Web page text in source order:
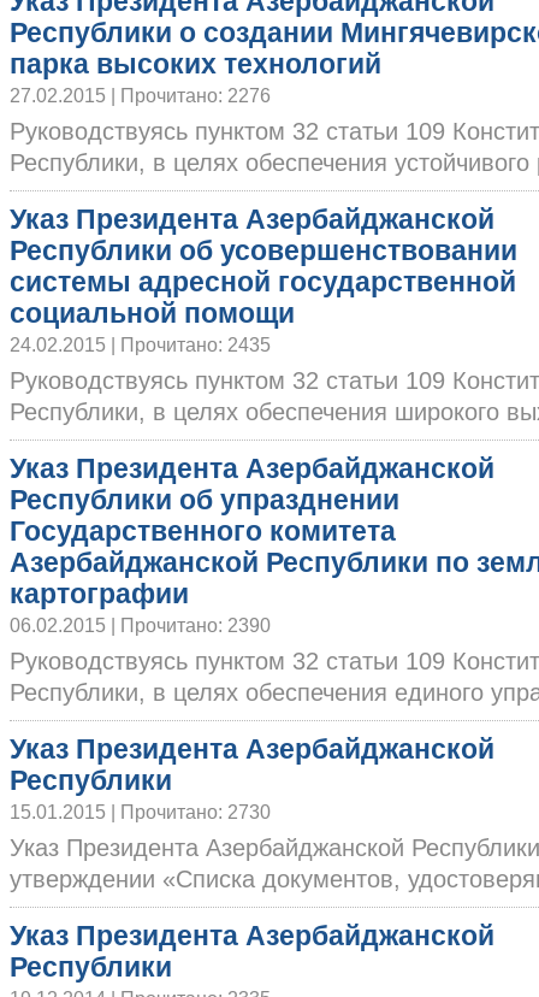
Республики о создании
парка высоких технологий
27.02.2015 | Прочитано: 2276
Руководствуясь пунктом 32 статьи 109
Республики, в целях обеспечения
Указ Президента Азербайджанской
Республики об усовершенствовании
системы адресной государственной
социальной помощи
24.02.2015 | Прочитано: 2435
Руководствуясь пунктом 32 статьи 109
Республики, в целях обеспечения широкого
Указ Президента Азербайджанской
Республики об упразднении
Государственного комитета
Азербайджанской Республики по
картографии
06.02.2015 | Прочитано: 2390
Руководствуясь пунктом 32 статьи 109
Республики, в целях обеспечения единого
Указ Президента Азербайджанской
Республики
15.01.2015 | Прочитано: 2730
Указ Президента Азербайджанской
утверждении «Списка документов,
Указ Президента Азербайджанской
Республики